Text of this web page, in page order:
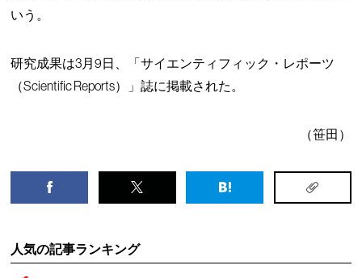
いう。
研究成果は3月9日、「サイエンティフィック・レポーツ
（Scientific Reports）」誌に掲載された。
（笹田）
人気の記事ランキング